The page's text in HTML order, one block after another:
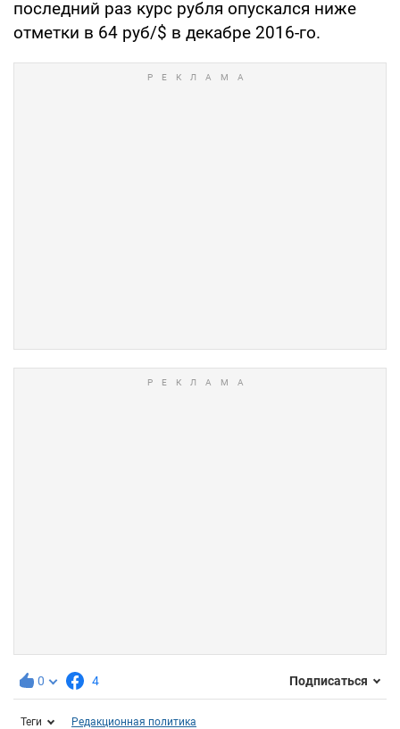
последний раз курс рубля опускался ниже
отметки в 64 руб/$ в декабре 2016-го.
0 4 Подписаться
Теги Редакционная политика